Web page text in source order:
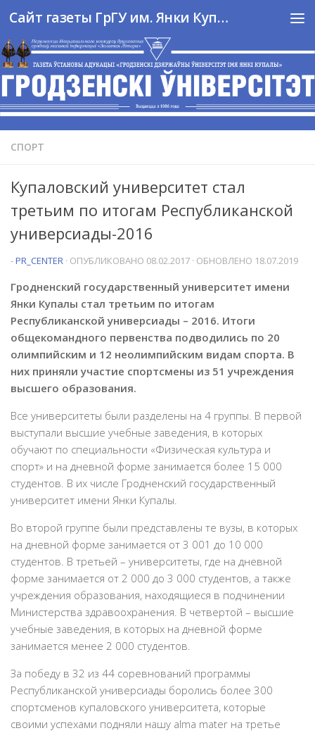
Перейти к содержимому Сайт газеты ГрГУ им. Янки Купалы
СПОРТ
Купаловский университет стал
третьим по итогам Республиканской
универсиады-2016
-PR_CENTER · ОПУБЛИКОВАНО 08.02.2017 · ОБНОВЛЕНО 18.07.2019
Гродненский государственный университет имени
Янки Купалы стал третьим по итогам
Республиканской универсиады – 2016. Итоги
общекомандного первенства подводились по 20
олимпийским и 12 неолимпийским видам спорта. В
них приняли участие спортсмены из 51 учреждения
высшего образования.
Все университеты были разделены на 4 группы. В первой
выступали высшие учебные заведения, в которых
обучают по специальности «Физическая культура и
спорт» и на дневной форме занимается более 15 000
студентов. В их числе Гродненский государственный
университет имени Янки Купалы.
Во второй группе были представлены те вузы, в которых
на дневной форме занимается от 3 001 до 10 000
студентов. В третьей – университеты, где на дневной
форме занимается от 2 000 до 3 000 студентов, а также
учреждения образования, находящиеся в подчинении
Министерства здравоохранения. В четвертой – высшие
учебные заведения, в которых на дневной форме
занимается менее 2 000 студентов.
За победу в 32 из 44 соревнований программы
Республиканской универсиады боролись более 300
спортсменов купаловского университета, которые
своими успехами подняли нашу alma mater на третье